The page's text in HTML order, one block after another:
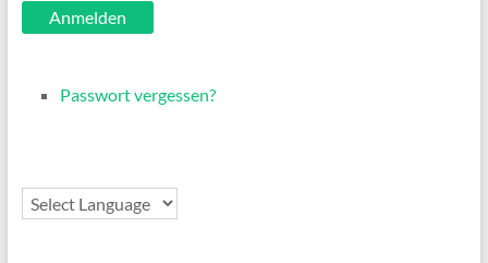
Anmelden
Passwort vergessen?